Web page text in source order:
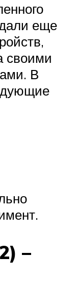
еще
своими
В
–